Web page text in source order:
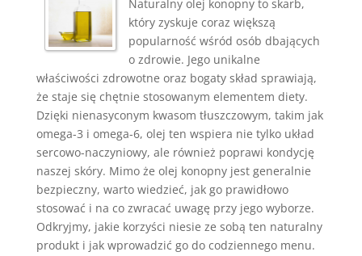
Naturalny olej konopny to skarb,
który zyskuje coraz większą
popularność wśród osób dbających
o zdrowie. Jego unikalne
właściwości zdrowotne oraz bogaty skład sprawiają,
że staje się chętnie stosowanym elementem diety.
Dzięki nienasyconym kwasom tłuszczowym, takim jak
omega-3 i omega-6, olej ten wspiera nie tylko układ
sercowo-naczyniowy, ale również poprawi kondycję
naszej skóry. Mimo że olej konopny jest generalnie
bezpieczny, warto wiedzieć, jak go prawidłowo
stosować i na co zwracać uwagę przy jego wyborze.
Odkryjmy, jakie korzyści niesie ze sobą ten naturalny
produkt i jak wprowadzić go do codziennego menu.